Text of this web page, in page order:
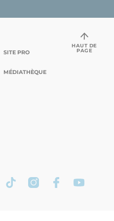
SITE PRO
MÉDIATHÈQUE
HAUT DE
PAGE